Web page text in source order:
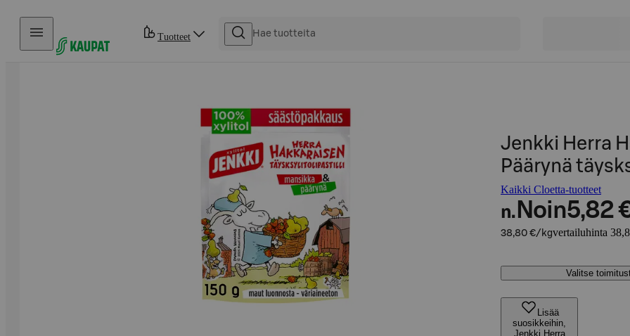
Hyppää sisältöön
Tuotteet
Jenkki Herra
Päärynä
Kaikki Cloetta-tuotteet
n. Noin5,82
38,80 €/kgvertailuhinta
Valitse
Lisää
suosikkeihin,
Jenkki Herra